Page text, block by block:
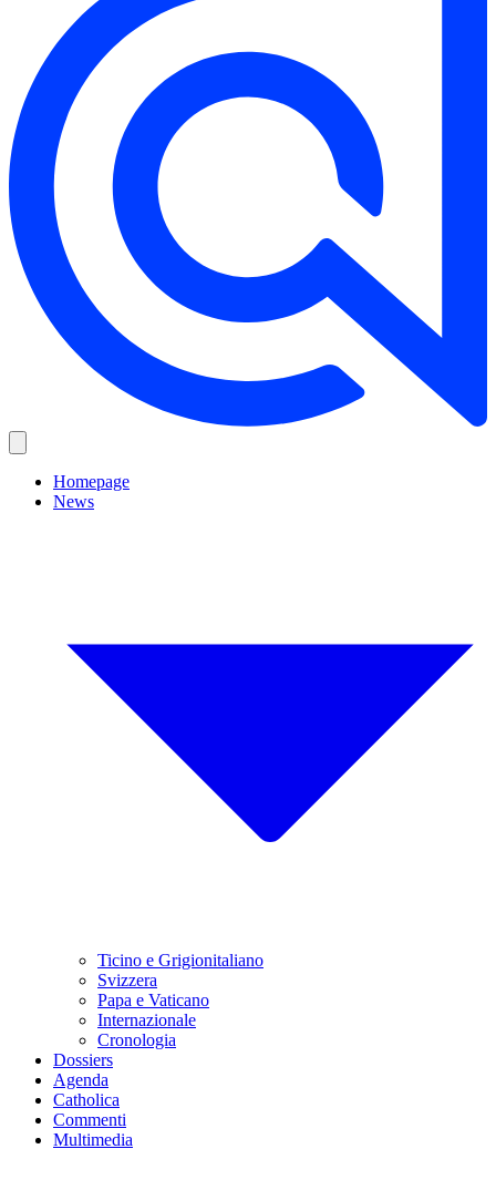
Homepage
News
Ticino e Grigionitaliano
Svizzera
Papa e Vaticano
Internazionale
Cronologia
Dossiers
Agenda
Catholica
Commenti
Multimedia